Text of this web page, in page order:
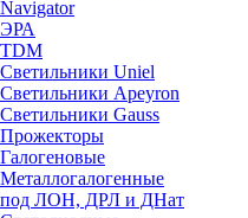
Navigator
ЭРА
TDM
Светильники Uniel
Светильники Apeyron
Светильники Gauss
Прожекторы
Галогеновые
Металлогалогенные
под ЛОН, ДРЛ и ДНат